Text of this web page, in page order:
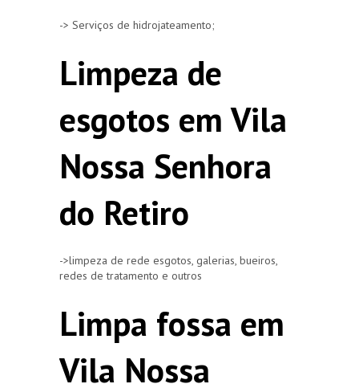
-> Serviços de hidrojateamento;
Limpeza de
esgotos em Vila
Nossa Senhora
do Retiro
->limpeza de rede esgotos, galerias, bueiros,
redes de tratamento e outros
Limpa fossa em
Vila Nossa